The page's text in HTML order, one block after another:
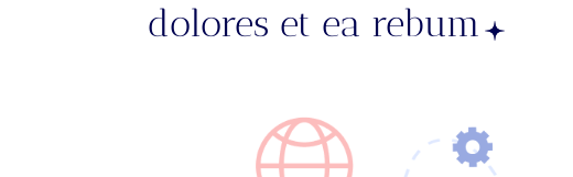
dolores et ea rebum